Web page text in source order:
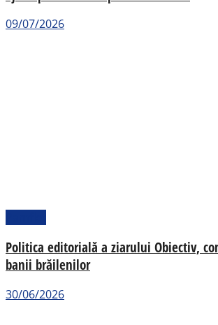
09/07/2026
Politica editorială a ziarului Obiectiv,
banii brăilenilor
30/06/2026